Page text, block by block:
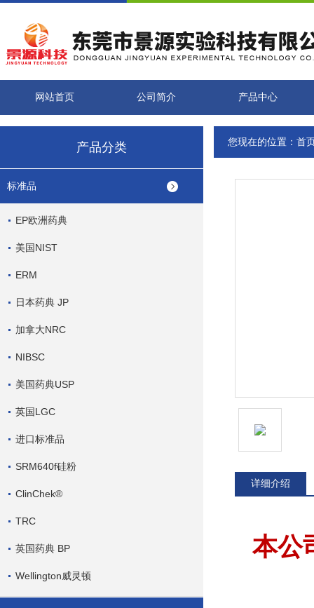
网站首页 公司简介 产品中心
产品分类
标准品
EP欧洲药典
美国NIST
ERM
日本药典 JP
加拿大NRC
NIBSC
美国药典USP
英国LGC
进口标准品
SRM640f硅粉
ClinChek®
TRC
英国药典 BP
Wellington威灵顿
您现在的位置： 首
详细介绍
本公